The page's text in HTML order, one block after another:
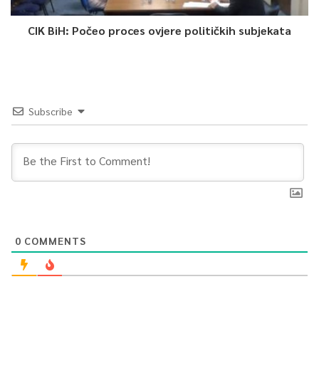
CIK BiH: Počeo proces ovjere političkih subjekata
Subscribe
0 COMMENTS